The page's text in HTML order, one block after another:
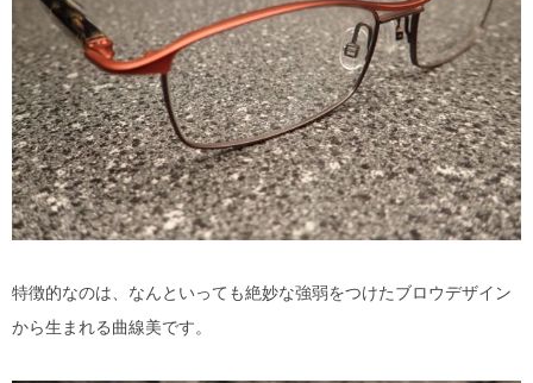
特徴的なのは、なんといっても絶妙な強弱をつけたブロウデザイン
から生まれる曲線美です。
MYKITA
OAKLEY
OLIVER PEOPLES
Ray Ban
TOM FORD